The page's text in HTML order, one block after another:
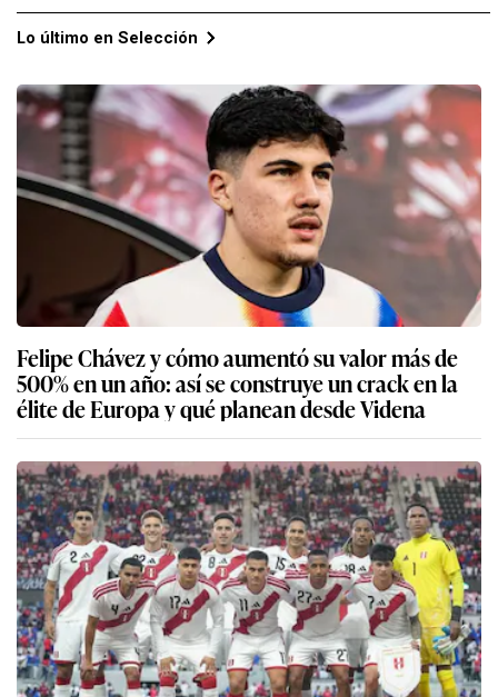
Lo último en Selección
Felipe Chávez y cómo aumentó su valor más de
500% en un año: así se construye un crack en la
élite de Europa y qué planean desde Videna